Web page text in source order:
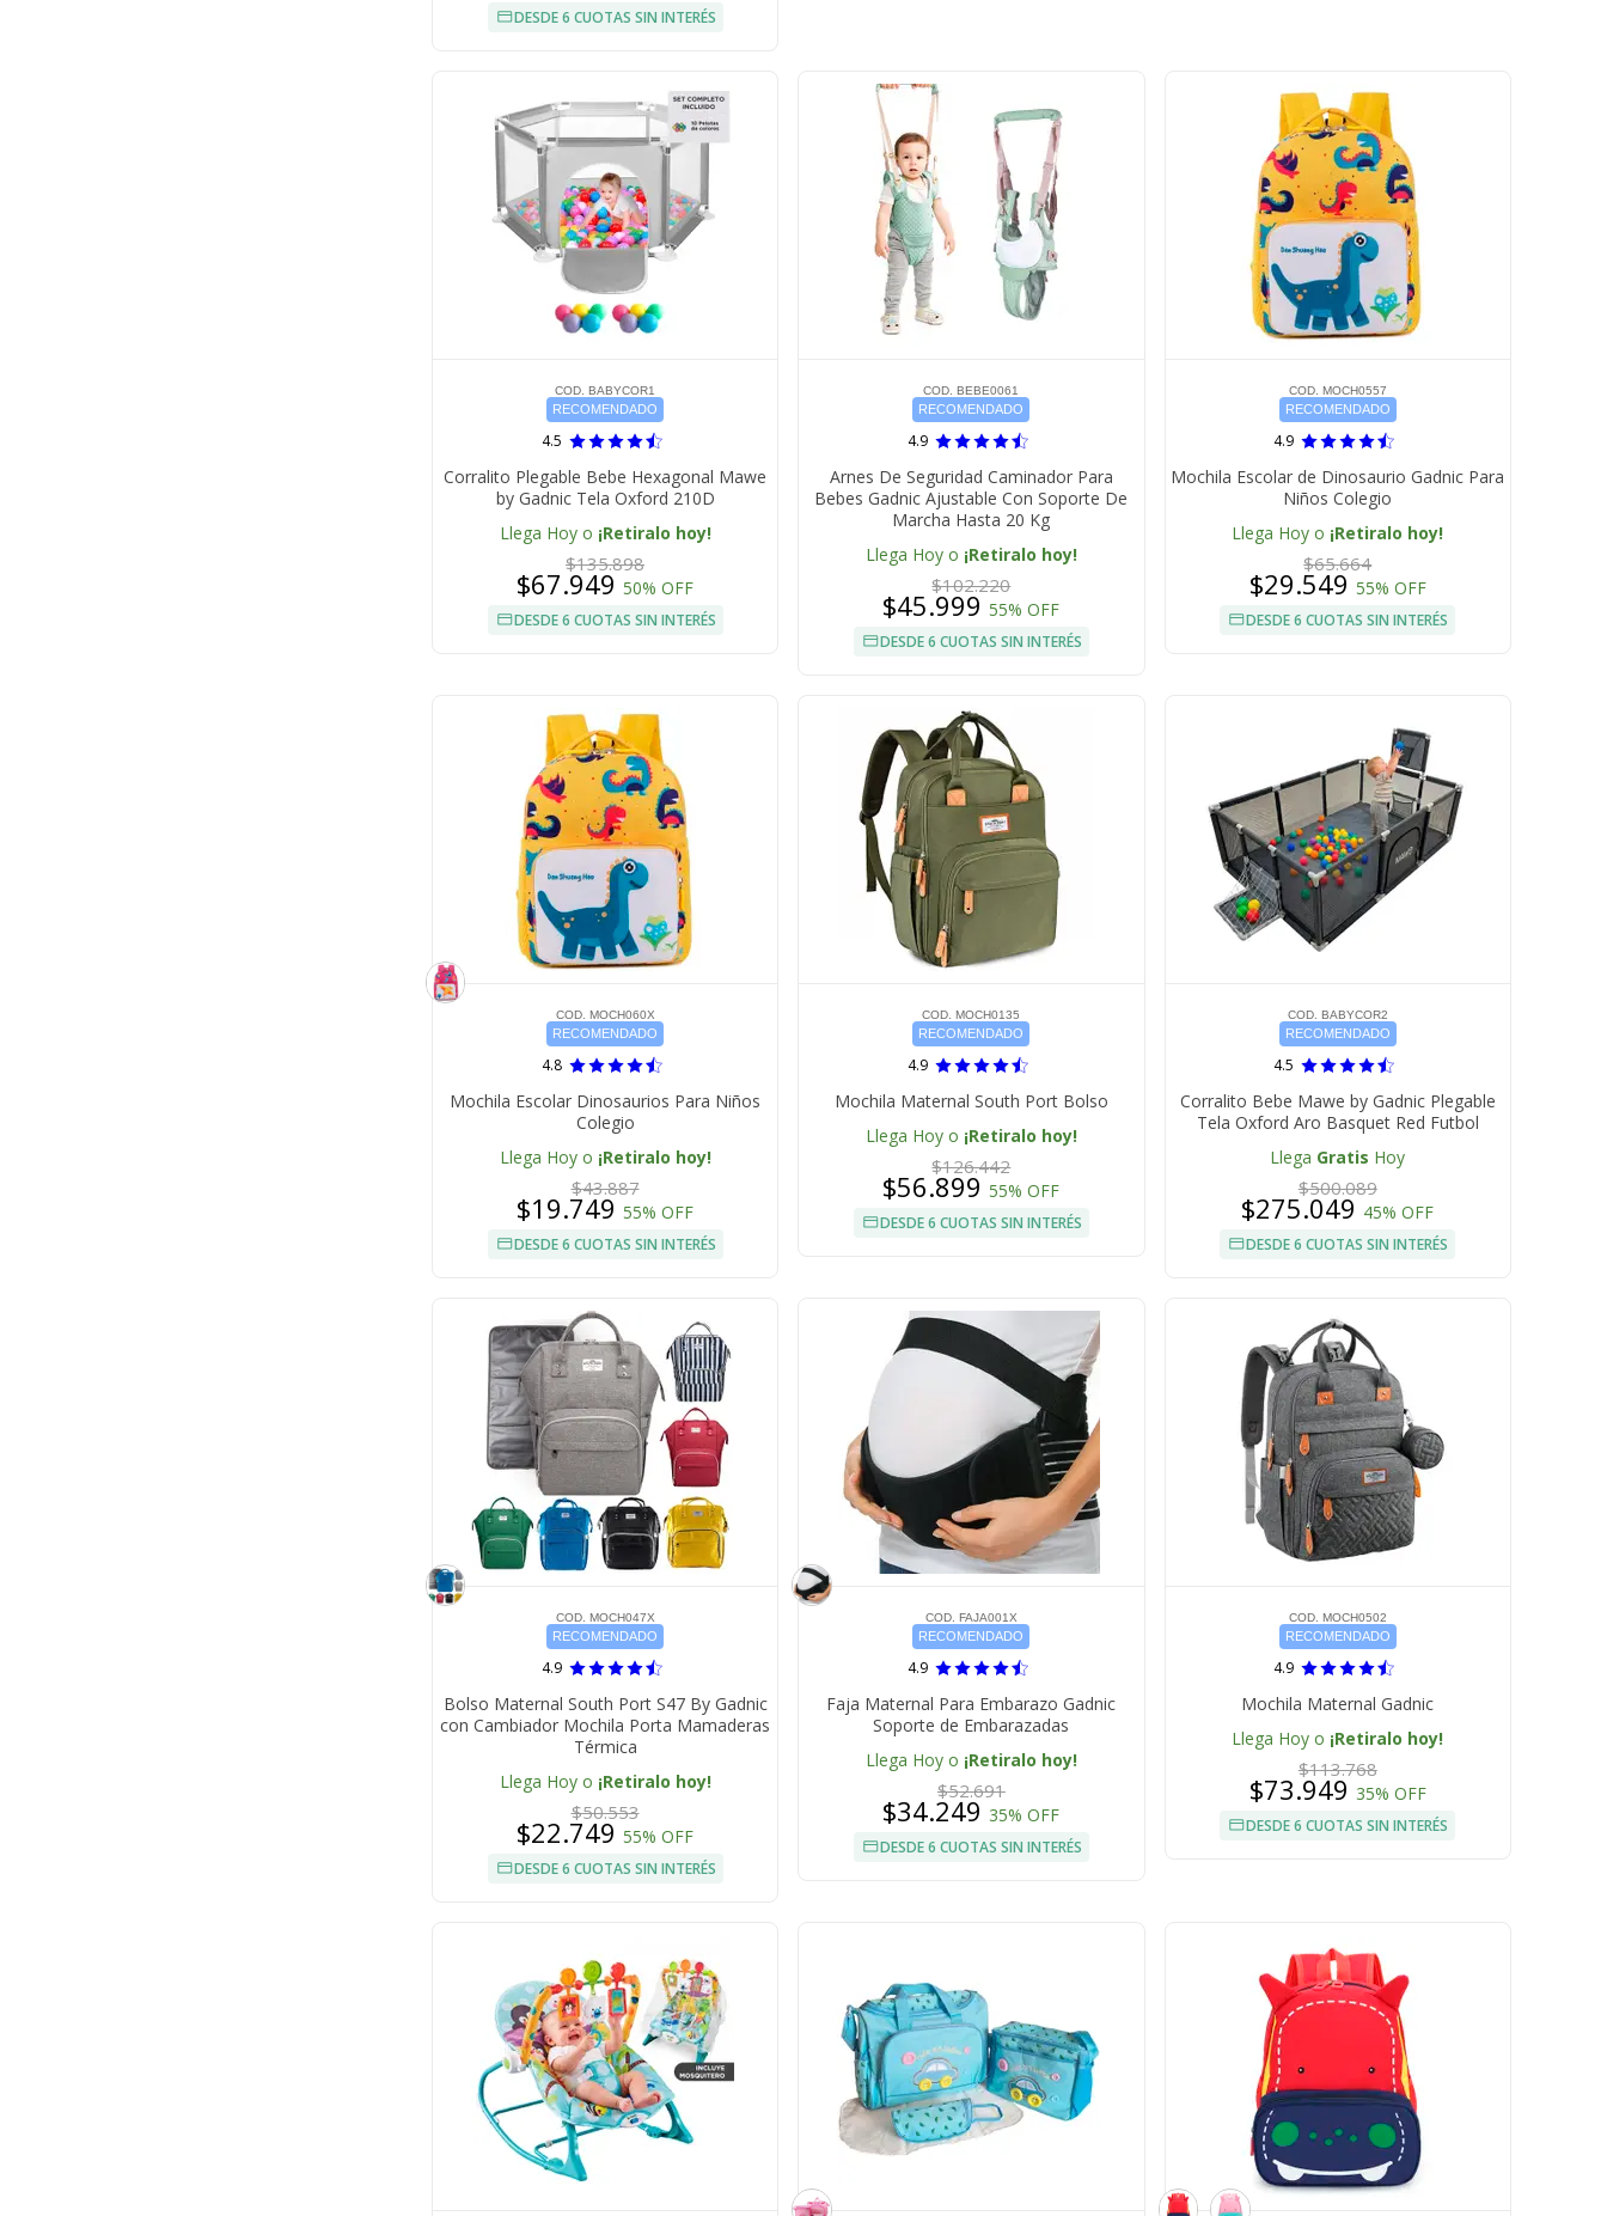
DESDE 6 CUOTAS SIN INTERÉS
COD. BABYCOR1
RECOMENDADO
4.5
Corralito Plegable Bebe Hexagonal Mawe
by Gadnic Tela Oxford 210D
Llega Hoy o ¡Retiralo hoy!
$135.898
$67.949 50% OFF
DESDE 6 CUOTAS SIN INTERÉS
COD. BEBE0061
RECOMENDADO
4.9
Arnes De Seguridad Caminador Para
Bebes Gadnic Ajustable Con Soporte De
Marcha Hasta 20 Kg
Llega Hoy o ¡Retiralo hoy!
$102.220
$45.99955% OFF
DESDE 6 CUOTAS SIN INTERÉS
COD. MOCH0557
RECOMENDADO
4.9
Mochila Escolar de Dinosaurio Gadnic Para
Niños Colegio
Llega Hoy o ¡Retiralo hoy!
$65.664
$29.549 55% OFF
DESDE 6 CUOTAS SIN INTERÉS
COD. MOCH060X
RECOMENDADO
4.8
Mochila Escolar Dinosaurios Para Niños
Colegio
Llega Hoy o ¡Retiralo hoy!
$43.887
$19.749 55% OFF
DESDE 6 CUOTAS SIN INTERÉS
COD. MOCH0135
RECOMENDADO
4.9
Mochila Maternal South Port Bolso
Llega Hoy o ¡Retiralo hoy!
$126.442
$56.89955% OFF
DESDE 6 CUOTAS SIN INTERÉS
COD. BABYCOR2
RECOMENDADO
4.5
Corralito Bebe Mawe by Gadnic Plegable
Tela Oxford Aro Basquet Red Futbol
Llega Gratis Hoy
$500.089
$275.049 45% OFF
DESDE 6 CUOTAS SIN INTERÉS
COD. MOCH047X
RECOMENDADO
4.9
Bolso Maternal South Port S47 By Gadnic
con Cambiador Mochila Porta Mamaderas
Térmica
Llega Hoy o ¡Retiralo hoy!
$50.553
$22.749 55% OFF
DESDE 6 CUOTAS SIN INTERÉS
COD. FAJA001X
RECOMENDADO
4.9
Faja Maternal Para Embarazo Gadnic
Soporte de Embarazadas
Llega Hoy o ¡Retiralo hoy!
$52.691
$34.249 35% OFF
DESDE 6 CUOTAS SIN INTERÉS
COD. MOCH0502
RECOMENDADO
4.9
Mochila Maternal Gadnic
Llega Hoy o ¡Retiralo hoy!
$113.768
$73.949 35% OFF
DESDE 6 CUOTAS SIN INTERÉS